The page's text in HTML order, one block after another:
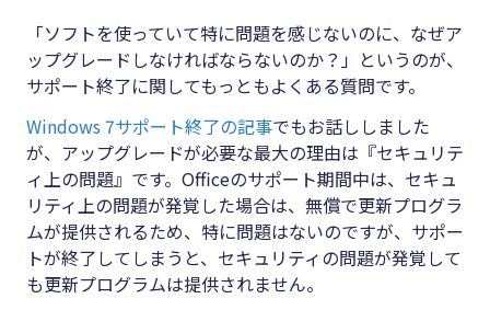
「ソフトを使っていて特に問題を感じないのに、なぜア
ップグレードしなければならないのか？」というのが、
サポート終了に関してもっともよくある質問です。
Windows 7サポート終了の記事でもお話ししました
が、アップグレードが必要な最大の理由は『セキュリテ
ィ上の問題』です。Officeのサポート期間中は、セキュ
リティ上の問題が発覚した場合は、無償で更新プログラ
ムが提供されるため、特に問題はないのですが、サポー
トが終了してしまうと、セキュリティの問題が発覚して
も更新プログラムは提供されません。